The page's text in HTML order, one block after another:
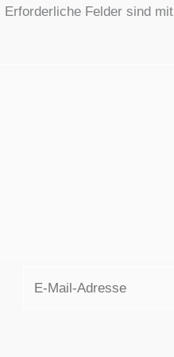
Erforderliche Felder sind mit
Mail-